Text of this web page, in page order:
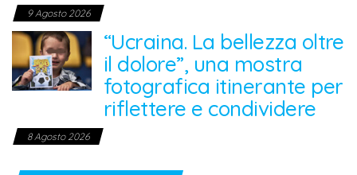
9 Agosto 2026
“Ucraina. La bellezza oltre
il dolore”, una mostra
fotografica itinerante per
riflettere e condividere
8 Agosto 2026